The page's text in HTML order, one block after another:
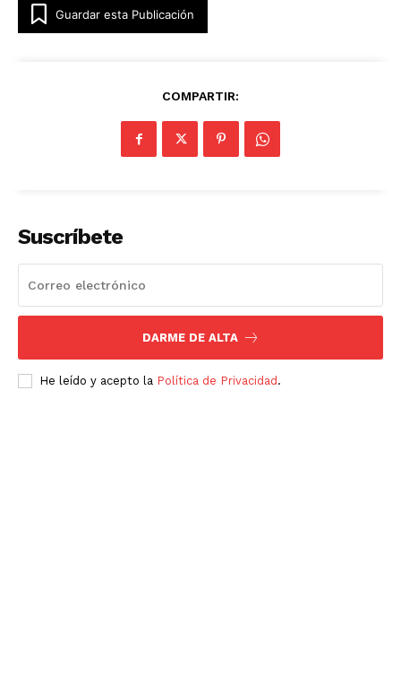
Guardar esta Publicación
COMPARTIR:
Suscríbete
DARME DE ALTA
He leído y acepto la Política de Privacidad .